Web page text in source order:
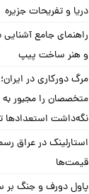
دریا و تفریحات جزیره
راهنمای جامع
و هنر ساخت پیپ
مرگ دورکاری در ایران؛
متخصصان را مجبور
نگه‌داشت استعدادها تا رتبه ۱۰۰
استارلینک در عراق
قیمت‌ها
پاول دورف و جنگ بر